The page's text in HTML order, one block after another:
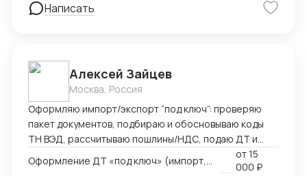
Написать
Алексей Зайцев
Москва, Россия
Оформляю импорт/экспорт “под ключ”: проверяю
пакет документов, подбираю и обосновываю коды
ТН ВЭД, рассчитываю пошлины/НДС, подаю ДТ и
веду переписку до выпуска. Сильные товарные
группы — электроника, CCTV/СКУД, климат-техника и
от15
000 ₽